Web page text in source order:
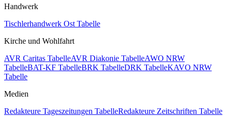
Handwerk
Tischlerhandwerk Ost Tabelle
Kirche und Wohlfahrt
AVR Caritas TabelleAVR Diakonie TabelleAWO NRW
TabelleBAT-KF TabelleBRK TabelleDRK TabelleKAVO NRW
Tabelle
Medien
Redakteure Tageszeitungen TabelleRedakteure Zeitschriften Tabelle